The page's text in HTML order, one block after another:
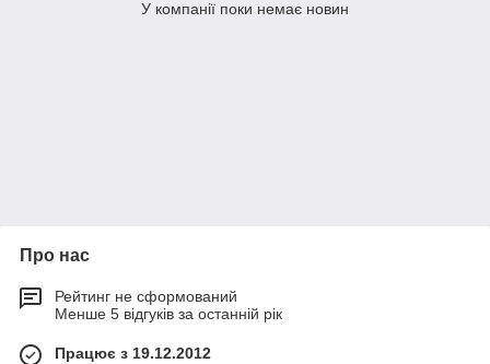
У компанії поки немає новин
Про нас
Рейтинг не сформований
Менше 5 відгуків за останній рік
Працює з 19.12.2012